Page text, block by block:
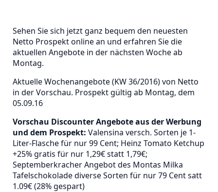
Sehen Sie sich jetzt ganz bequem den neuesten
Netto Prospekt online an und erfahren Sie die
aktuellen Angebote in der nächsten Woche ab
Montag.
Aktuelle Wochenangebote (KW 36/2016) von Netto
in der Vorschau. Prospekt gültig ab Montag, dem
05.09.16
Vorschau Discounter Angebote aus der Werbung
und dem Prospekt: Valensina versch. Sorten je 1-
Liter-Flasche für nur 99 Cent; Heinz Tomato Ketchup
+25% gratis für nur 1,29€ statt 1,79€;
Septemberkracher Angebot des Montas Milka
Tafelschokolade diverse Sorten für nur 79 Cent satt
1.09€ (28% gespart)